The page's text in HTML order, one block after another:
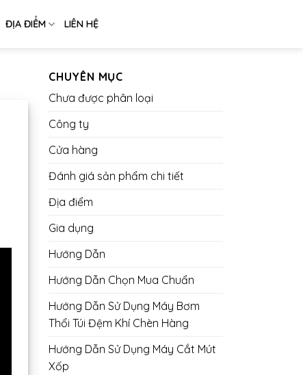
ĐỊA ĐIỂM LIÊN HỆ
CHUYÊN MỤC
Chưa được phân loại
Công ty
Cửa hàng
Đánh giá sản phẩm chi tiết
Địa điểm
Gia dụng
Hướng Dẫn
Hướng Dẫn Chọn Mua Chuẩn
Hướng Dẫn Sử Dụng Máy Bơm
Thổi Túi Đệm Khí Chèn Hàng
Hướng Dẫn Sử Dụng Máy Cắt Mút
Xốp